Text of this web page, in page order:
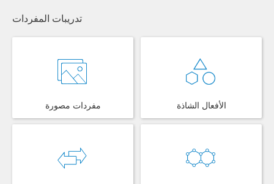
تدريبات المفردات
مفردات مصورة الأفعال الشاذة